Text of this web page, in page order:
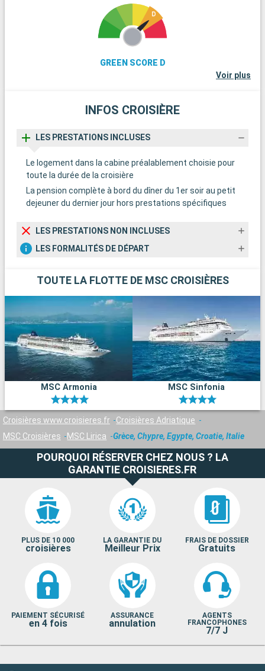
GREEN SCORE D
Voir plus
INFOS CROISIÈRE
LES PRESTATIONS INCLUSES
Le logement dans la cabine préalablement choisie pour
toute la durée de la croisière
La pension complète à bord du dîner du 1er soir au petit
dejeuner du dernier jour hors prestations spécifiques
LES PRESTATIONS NON INCLUSES
LES FORMALITÉS DE DÉPART
TOUTE LA FLOTTE DE MSC CROISIÈRES
MSC Armonia MSC Sinfonia
Croisières www.croisieres.fr
Croisières Adriatique
MSC Croisières
MSC Lirica Grèce, Chypre, Egypte, Croatie, Italie
POURQUOI RÉSERVER CHEZ NOUS ? LA
GARANTIE CROISIERES.FR
PLUS DE 10 000
croisières
LA GARANTIE DU
Meilleur Prix
FRAIS DE DOSSIER
Gratuits
PAIEMENT SÉCURISÉ
en 4 fois
ASSURANCE
annulation
AGENTS
FRANCOPHONES
7/7 J